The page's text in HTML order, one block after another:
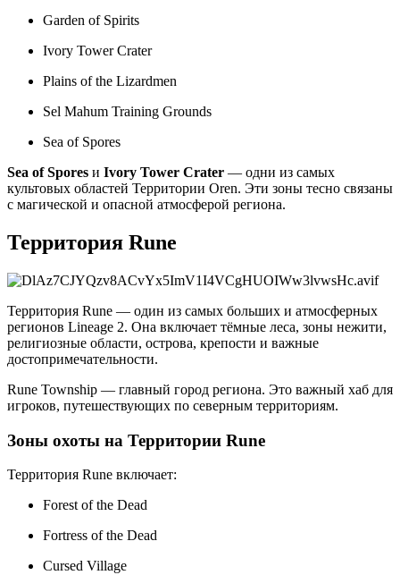
Garden of Spirits
Ivory Tower Crater
Plains of the Lizardmen
Sel Mahum Training Grounds
Sea of Spores
Sea of Spores и Ivory Tower Crater — одни из самых
культовых областей Территории Oren. Эти зоны тесно связаны
с магической и опасной атмосферой региона.
Территория Rune
Территория Rune — один из самых больших и атмосферных
регионов Lineage 2. Она включает тёмные леса, зоны нежити,
религиозные области, острова, крепости и важные
достопримечательности.
Rune Township — главный город региона. Это важный хаб для
игроков, путешествующих по северным территориям.
Зоны охоты на Территории Rune
Территория Rune включает:
Forest of the Dead
Fortress of the Dead
Cursed Village